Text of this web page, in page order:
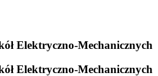
Elektryczno-Mechanicznych
Elektryczno-Mechanicznych